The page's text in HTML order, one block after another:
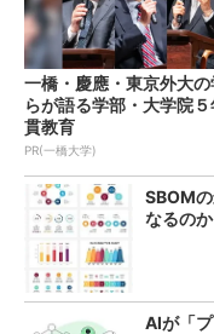
一橋・慶應・東京外大
らが語る学部・大学院
貫教育
PR(一橋大学)
SBOM
なるのか
AIが「